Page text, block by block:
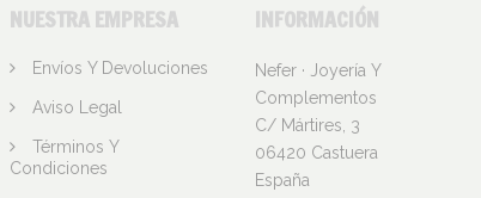
NUESTRA EMPRESA
Envíos Y Devoluciones
Aviso Legal
Términos Y
Condiciones
INFORMACIÓN
Nefer · Joyería Y
Complementos
C/ Mártires, 3
06420 Castuera
España